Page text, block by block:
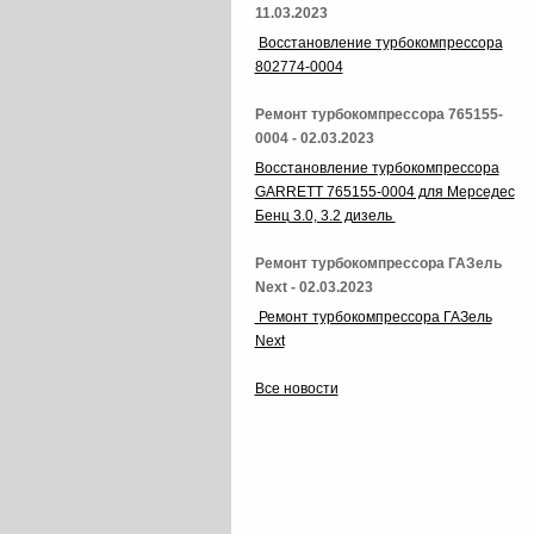
11.03.2023
Восстановление турбокомпрессора
802774-0004
Ремонт турбокомпрессора 765155-
0004 - 02.03.2023
Восстановление турбокомпрессора
GARRETT 765155-0004 для Мерседес
Бенц 3.0, 3.2 дизель
Ремонт турбокомпрессора ГАЗель
Next - 02.03.2023
Ремонт турбокомпрессора ГАЗель
Next
Все новости